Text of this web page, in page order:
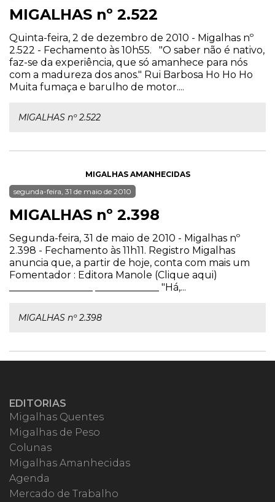
MIGALHAS nº 2.522
Quinta-feira, 2 de dezembro de 2010 - Migalhas nº
2.522 - Fechamento às 10h55. "O saber não é nativo,
faz-se da experiência, que só amanhece para nós
com a madureza dos anos." Rui Barbosa Ho Ho Ho
Muita fumaça e barulho de motor....
MIGALHAS nº 2.522
MIGALHAS AMANHECIDAS
segunda-feira, 31 de maio de 2010
MIGALHAS nº 2.398
Segunda-feira, 31 de maio de 2010 - Migalhas nº
2.398 - Fechamento às 11h11. Registro Migalhas
anuncia que, a partir de hoje, conta com mais um
Fomentador : Editora Manole (Clique aqui)
_________________ _____________ "Há,...
MIGALHAS nº 2.398
EDITORIAS
Migalhas Quentes
Migalhas de Peso
Colunas
Migalhas Amanhecidas
Agenda
Mercado de Trabalho